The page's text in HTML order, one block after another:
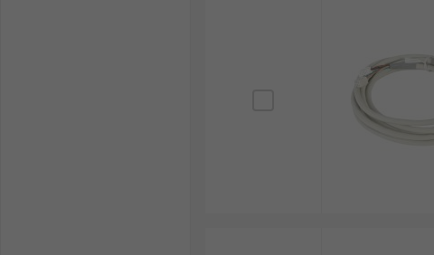
ระบบควบคุมและ Feedback : บางระบบอาจต้องใช้เซ็
ได้อย่างมีประสิทธิภาพ โดยเฉพาะงานที่ต้องเคลื่อนที่ซ้
งบประมาณและความคุ้มค่า : ก่อนซื้อ Linear Actuator
กันตามขนาด แรงที่รองรับ ระบบควบคุม และวัสดุที่ใช้ผ
ร่วมกันทั้งปัจจัยราคา อายุการใช้งานและต้นทุนการบำรุง